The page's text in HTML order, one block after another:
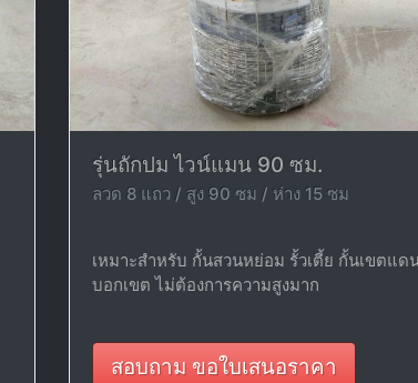
รุ่นถักปม ไวน์แมน 90 ซม.
ลวด 8 แถว / สูง 90 ซม / ห่าง 15 ซม
เหมาะสำหรับ กั้นสวนหย่อม รั้วเตี้ย กั้นเขตแด
บอกเขต ไม่ต้องการความสูงมาก
สอบถาม ขอใบเสนอราคา